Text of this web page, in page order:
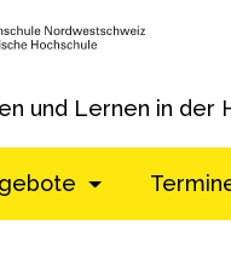
und Lernen in der